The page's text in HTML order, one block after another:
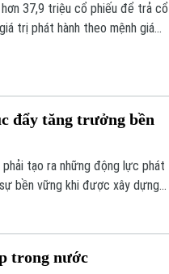
37,9 triệu cổ phiếu để trả cổ
trị phát hành theo mệnh giá
đẩy tăng trưởng bền
tạo ra những động lực phát
bền vững khi được xây dựng
trong nước